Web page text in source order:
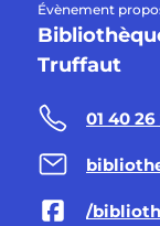
Évènement
Truffaut
01 40 26